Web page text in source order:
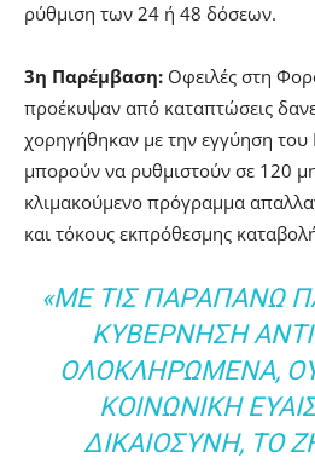
ρύθμιση των 24 ή 48 δόσεων.
3η Παρέμβαση: Οφειλές στη
προέκυψαν από καταπτώσεις
χορηγήθηκαν με την εγγύηση του
μπορούν να ρυθμιστούν σε 120
κλιμακούμενο πρόγραμμα
και τόκους εκπρόθεσμης
«ΜΕ ΤΙΣ ΠΑΡΑΠΑΝΩ
ΚΥΒΕΡΝΗΣΗ
ΟΛΟΚΛΗΡΩΜΕΝΑ,
ΚΟΙΝΩΝΙΚΗ
ΔΙΚΑΙΟΣΥΝΗ, ΤΟ